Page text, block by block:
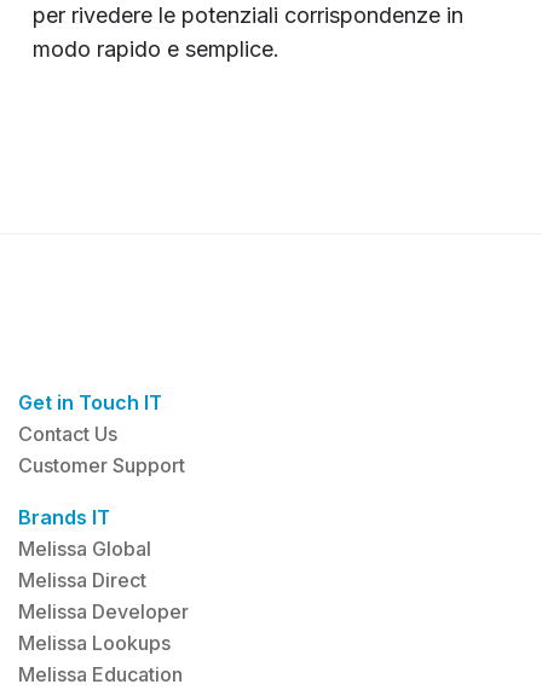
per rivedere le potenziali corrispondenze in
modo rapido e semplice.
Get in Touch IT
Contact Us
Customer Support
Brands IT
Melissa Global
Melissa Direct
Melissa Developer
Melissa Lookups
Melissa Education